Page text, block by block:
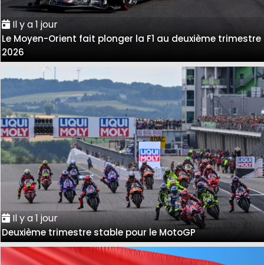
Il y a 1 jour
Le Moyen-Orient fait plonger la F1 au deuxième trimestre
2026
Il y a 1 jour
Deuxième trimestre stable pour le MotoGP